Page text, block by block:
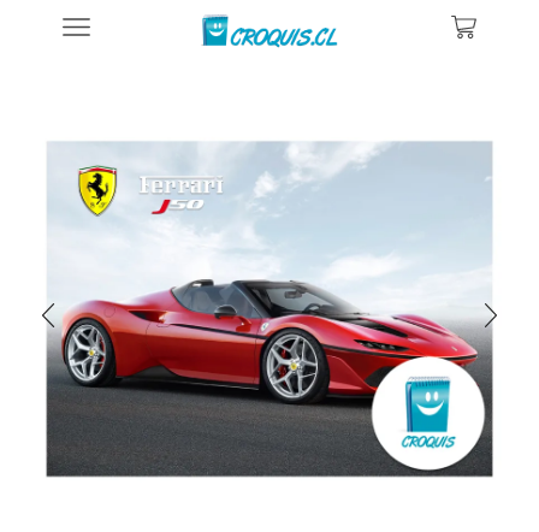
Posters De Automóviles